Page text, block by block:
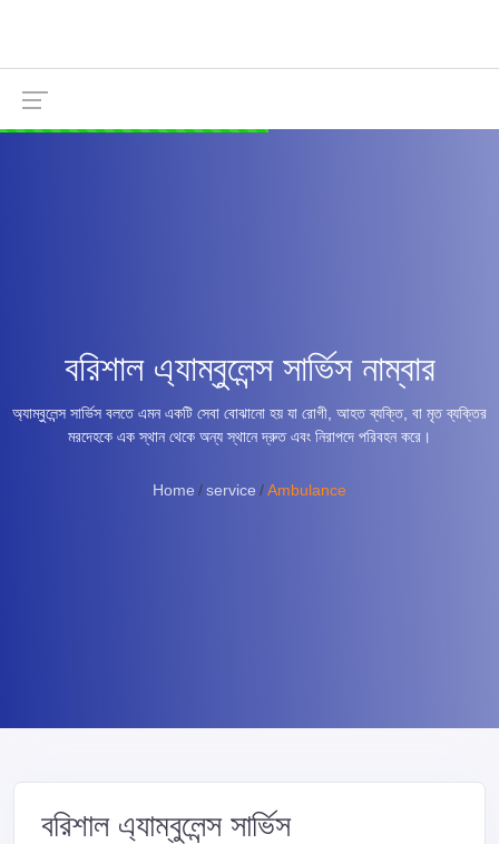
বরিশাল এ্যাম্বুলেন্স সার্ভিস নাম্বার
অ্যাম্বুলেন্স সার্ভিস বলতে এমন একটি সেবা বোঝানো হয় যা রোগী, আহত ব্যক্তি, বা মৃত ব্যক্তির
মরদেহকে এক স্থান থেকে অন্য স্থানে দ্রুত এবং নিরাপদে পরিবহন করে।
Home service Ambulance
বরিশাল এ্যাম্বুলেন্স সার্ভিস